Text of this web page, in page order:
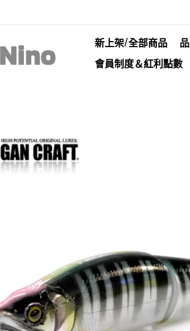
新上架/全部商品
會員制度＆紅利點數